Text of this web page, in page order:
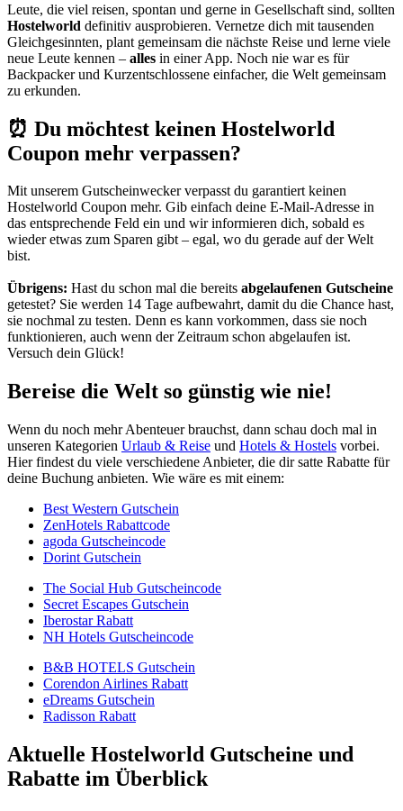
Leute, die viel reisen, spontan und gerne in Gesellschaft sind, sollten
Hostelworld definitiv ausprobieren. Vernetze dich mit tausenden
Gleichgesinnten, plant gemeinsam die nächste Reise und lerne viele
neue Leute kennen – alles in einer App. Noch nie war es für
Backpacker und Kurzentschlossene einfacher, die Welt gemeinsam
zu erkunden.
⏰ Du möchtest keinen Hostelworld
Coupon mehr verpassen?
Mit unserem Gutscheinweckerverpasst du garantiert keinen
Hostelworld Coupon mehr. Gib einfach deine E-Mail-Adresse in
das entsprechende Feld ein und wir informieren dich, sobald es
wieder etwas zum Sparen gibt – egal, wo du gerade auf der Welt
bist.
Übrigens: Hast du schon mal die bereits abgelaufenen Gutscheine
getestet? Sie werden 14 Tage aufbewahrt, damit du die Chance hast,
sie nochmal zu testen. Denn es kann vorkommen, dass sie noch
funktionieren, auch wenn der Zeitraum schon abgelaufen ist.
Versuch dein Glück!
Bereise die Welt so günstig wie nie!
Wenn du noch mehr Abenteuer brauchst, dann schau doch mal in
unseren Kategorien Urlaub & Reise und Hotels & Hostels vorbei.
Hier findest du viele verschiedene Anbieter, die dir satte Rabatte für
deine Buchung anbieten. Wie wäre es mit einem:
Best Western Gutschein
ZenHotels Rabattcode
agoda Gutscheincode
Dorint Gutschein
The Social Hub Gutscheincode
Secret Escapes Gutschein
Iberostar Rabatt
NH Hotels Gutscheincode
B&B HOTELS Gutschein
Corendon Airlines Rabatt
eDreams Gutschein
Radisson Rabatt
Aktuelle Hostelworld Gutscheine und
Rabatte im Überblick